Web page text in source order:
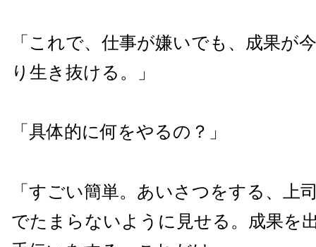
「これで、仕事が嫌いでも、成果が
り生き抜ける。」
「具体的に何をやるの？」
「すごい簡単。あいさつをする、上
でたまらないように見せる。成果を